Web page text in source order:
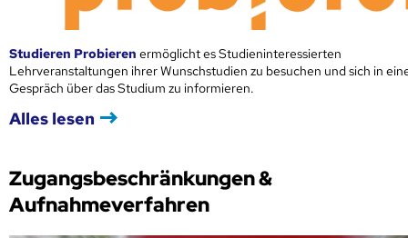
Studieren Probieren ermöglicht es Studieninteressierten
Lehrveranstaltungen ihrer Wunschstudien zu besuchen und sich in
Gespräch über das Studium zu informieren.
Alles lesen
Zugangsbeschränkungen &
Aufnahmeverfahren